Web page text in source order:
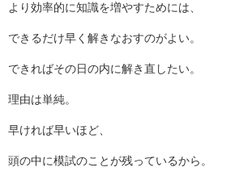
より効率的に知識を増やすためには、
できるだけ早く解きなおすのがよい。
できればその日の内に解き直したい。
理由は単純。
早ければ早いほど、
頭の中に模試のことが残っているから。